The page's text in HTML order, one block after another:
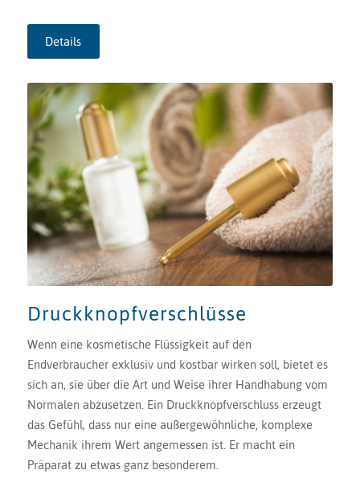
Details
Druckknopfverschlüsse
Wenn eine kosmetische Flüssigkeit auf den
Endverbraucher exklusiv und kostbar wirken soll, bietet es
sich an, sie über die Art und Weise ihrer Handhabung vom
Normalen abzusetzen. Ein Druckknopfverschluss erzeugt
das Gefühl, dass nur eine außergewöhnliche, komplexe
Mechanik ihrem Wert angemessen ist. Er macht ein
Präparat zu etwas ganz besonderem.